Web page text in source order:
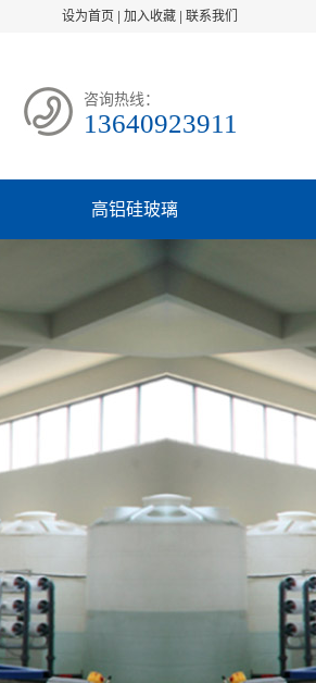
设为首页 加入收藏 联系我们
咨询热线：
13640923911
高铝硅玻璃